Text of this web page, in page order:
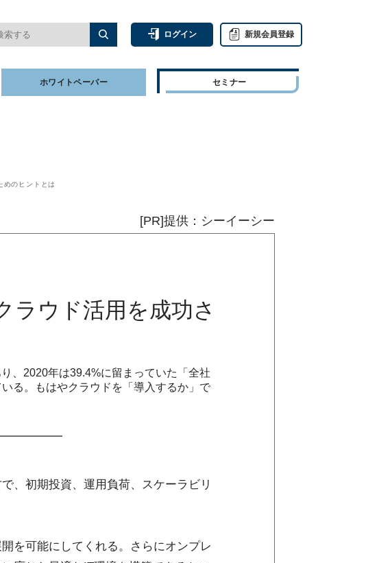
ログイン 新規会員登録
ホワイトペーパー セミナー
めのヒントとは
[PR]提供：シーイーシー
ラウド活用を成功さ
、2020年は39.4%に留まっていた「全社
る。もはやクラウドを「導入するか」で
、初期投資、運用負荷、スケーラビリ
を可能にしてくれる。さらにオンプレ